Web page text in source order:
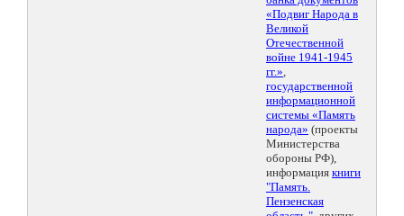
«Подвиг Народа в
Великой
Отечественной
войне 1941-1945
гг.»,
государственной
информационной
системы «Память
народа» (проекты
Министерства
обороны РФ),
информация книги
"Память.
Пензенская